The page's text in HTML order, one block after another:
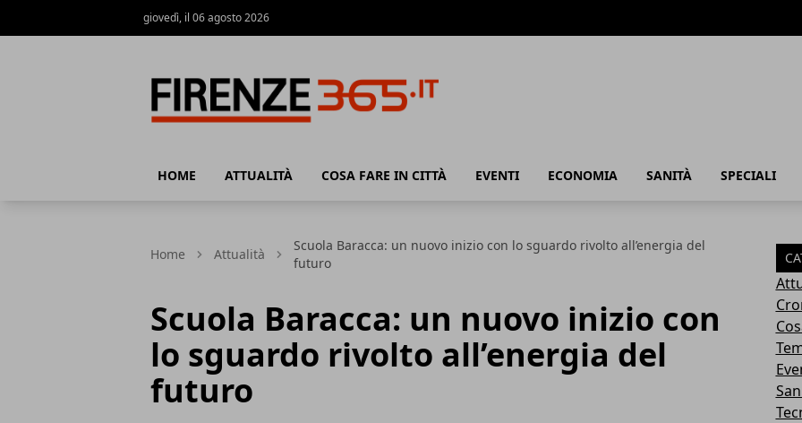
giovedì, il 06 agosto 2026
HOME ATTUALITÀ COSA FARE IN CITTÀ EVENTI ECONOMIA SANITÀ SPECIALI
Home Attualità
Scuola Baracca: un nuovo inizio con lo sguardo rivolto all’energia del
futuro
Scuola Baracca: un nuovo inizio con
lo sguardo rivolto all’energia del
futuro